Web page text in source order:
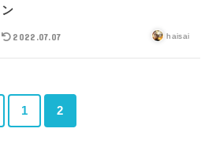
ン
2022.07.07 haisai
1 2